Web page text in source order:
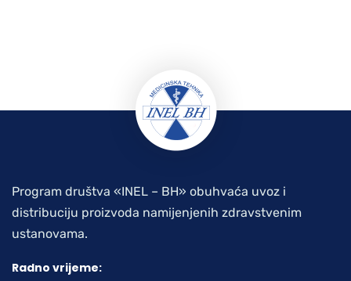
Program društva «INEL – BH» obuhvaća uvoz i
distribuciju proizvoda namijenjenih zdravstvenim
ustanovama.
Radno vrijeme: